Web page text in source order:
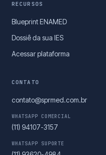
RECURSOS
Blueprint ENAMED
Dossiê da sua IES
Acessar plataforma
CONTATO
contato@sprmed.com.br
WHATSAPP COMERCIAL
(11) 94107-3157
WHATSAPP SUPORTE